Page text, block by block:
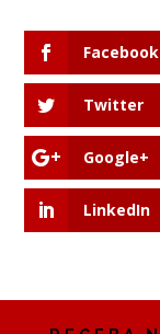
Facebook
Twitter
Google+
LinkedIn